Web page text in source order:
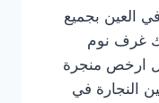
العين بجميع
غرف نوم
ارخص منجرة
النجارة في